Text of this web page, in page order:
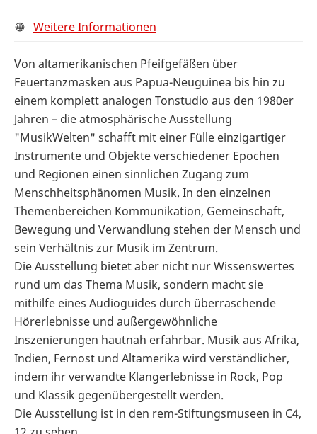
Weitere Informationen
Von altamerikanischen Pfeifgefäßen über
Feuertanzmasken aus Papua-Neuguinea bis hin zu
einem komplett analogen Tonstudio aus den 1980er
Jahren – die atmosphärische Ausstellung
"MusikWelten" schafft mit einer Fülle einzigartiger
Instrumente und Objekte verschiedener Epochen
und Regionen einen sinnlichen Zugang zum
Menschheitsphänomen Musik. In den einzelnen
Themenbereichen Kommunikation, Gemeinschaft,
Bewegung und Verwandlung stehen der Mensch und
sein Verhältnis zur Musik im Zentrum.
Die Ausstellung bietet aber nicht nur Wissenswertes
rund um das Thema Musik, sondern macht sie
mithilfe eines Audioguides durch überraschende
Hörerlebnisse und außergewöhnliche
Inszenierungen hautnah erfahrbar. Musik aus Afrika,
Indien, Fernost und Altamerika wird verständlicher,
indem ihr verwandte Klangerlebnisse in Rock, Pop
und Klassik gegenübergestellt werden.
Die Ausstellung ist in den rem-Stiftungsmuseen in C4,